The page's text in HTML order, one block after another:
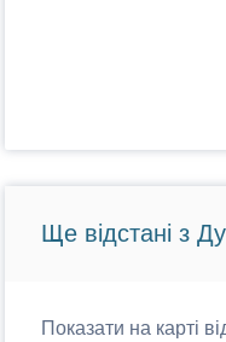
Ще відстані з
Показати на карті